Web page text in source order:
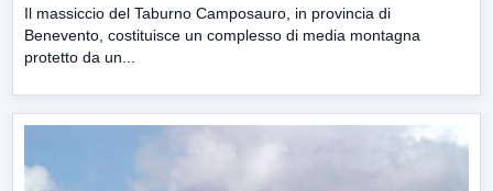
Il massiccio del Taburno Camposauro, in provincia di
Benevento, costituisce un complesso di media montagna
protetto da un...